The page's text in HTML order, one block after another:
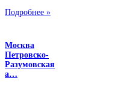
Подробнее »
Москва
Петровско-
Разумовская
а…